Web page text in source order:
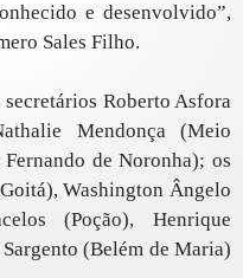
e desenvolvido”,
Sales Filho.
Roberto Asfora
Mendonça (Meio
de Noronha); os
Washington Ângelo
(Poção), Henrique
(Belém de Maria)